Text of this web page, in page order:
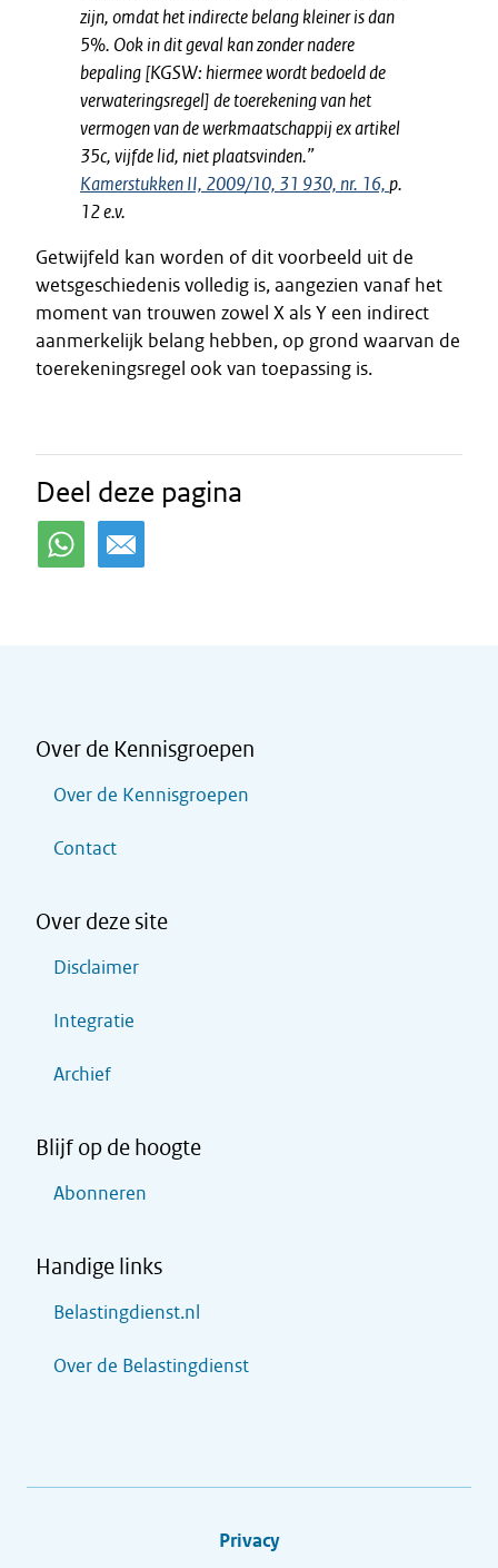
zijn, omdat het indirecte belang kleiner is dan
5%. Ook in dit geval kan zonder nadere
bepaling [KGSW: hiermee wordt bedoeld de
verwateringsregel] de toerekening van het
vermogen van de werkmaatschappij ex artikel
35c, vijfde lid, niet plaatsvinden.”
Kamerstukken II, 2009/10, 31 930, nr. 16,p.
12 e.v.
Getwijfeld kan worden of dit voorbeeld uit de
wetsgeschiedenis volledig is, aangezien vanaf het
moment van trouwen zowel X als Y een indirect
aanmerkelijk belang hebben, op grond waarvan de
toerekeningsregel ook van toepassing is.
Deel deze pagina
Over de Kennisgroepen
Over de Kennisgroepen
Contact
Over deze site
Disclaimer
Integratie
Archief
Blijf op de hoogte
Abonneren
Handige links
Belastingdienst.nl
Over de Belastingdienst
Privacy